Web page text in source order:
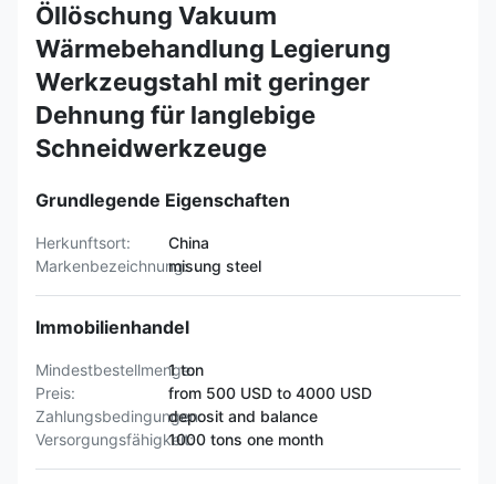
Öllöschung Vakuum
Wärmebehandlung Legierung
Werkzeugstahl mit geringer
Dehnung für langlebige
Schneidwerkzeuge
Grundlegende Eigenschaften
Herkunftsort:
China
Markenbezeichnung:misung steel
Immobilienhandel
Mindestbestellmenge:
1 ton
Preis:
from 500 USD to 4000 USD
Zahlungsbedingungen:deposit and balance
Versorgungsfähigkeit:1000 tons one month